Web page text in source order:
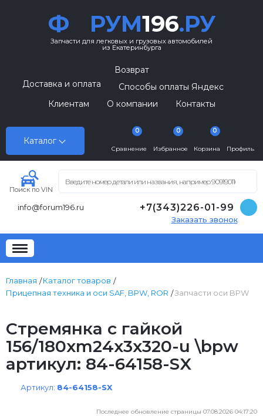
Ф РУМ196.РУ
Запчасти для легковых и грузовых автомобилей
из Екатеринбурга
Каталог
Возврат
Доставка и оплата
Способы оплаты Яндекс
Клиентам
О компании Контакты
Сравнение
0
Избранное
0
Корзина
0
Профиль
Поиск по VIN
info@forum196.ru +7(343)226-01-99
Заказать звонок
Главная
Каталог товаров
Прицепная техника и оси SAF, BPW, ROR
Запчасти оси BPW
Стремянка с гайкой
156/180xm24x3x320-u \bpw
артикул: 84-64158-SX
Артикул: 84-64158-SX
Последнее обновление страницы 07.08.2026 04:17:20